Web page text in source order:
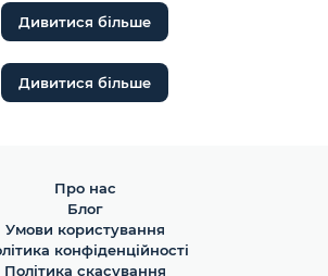
Дивитися більше
Дивитися більше
Про нас
Блог
Умови користування
конфіденційності
Політика скасування